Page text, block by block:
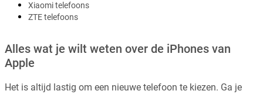
Xiaomi telefoons
ZTE telefoons
Alles wat je wilt weten over de iPhones van
Apple
Het is altijd lastig om een nieuwe telefoon te kiezen. Ga je